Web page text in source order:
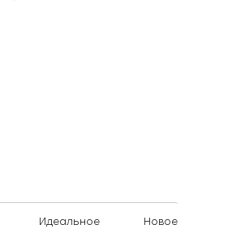
Идеальное Новое